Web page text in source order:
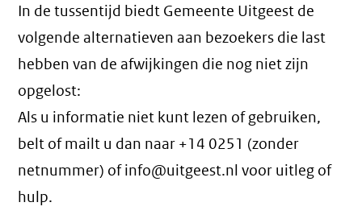
In de tussentijd biedt Gemeente Uitgeest de
volgende alternatieven aan bezoekers die last
hebben van de afwijkingen die nog niet zijn
opgelost:
Als u informatie niet kunt lezen of gebruiken,
belt of mailt u dan naar +14 0251 (zonder
netnummer) of info@uitgeest.nl voor uitleg of
hulp.